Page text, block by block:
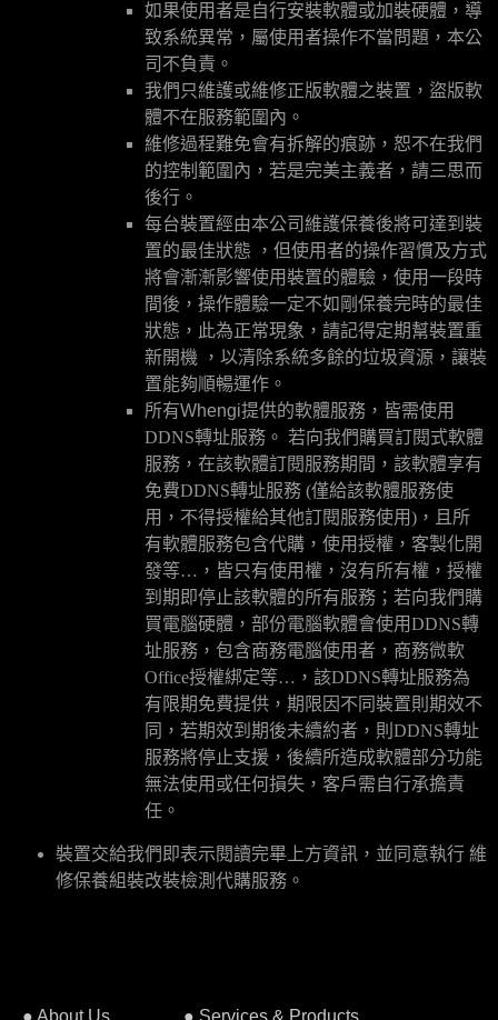
如果使用者是自行安裝軟體或加裝硬體，導
致系統異常，屬使用者操作不當問題，本公
司不負責。
我們只維護或維修正版軟體之裝置，盜版軟
體不在服務範圍內。
維修過程難免會有拆解的痕跡，恕不在我們
的控制範圍內，若是完美主義者，請三思而
後行。
每台裝置經由本公司維護保養後將可達到裝
置的最佳狀態 ，但使用者的操作習慣及方式
將會漸漸影響使用裝置的體驗，使用一段時
間後，操作體驗一定不如剛保養完時的最佳
狀態，此為正常現象，請記得定期幫裝置重
新開機 ，以清除系統多餘的垃圾資源，讓裝
置能夠順暢運作。
所有Whengi提供的軟體服務，皆需使用
DDNS轉址服務。 若向我們購買訂閱式軟體
服務，在該軟體訂閱服務期間，該軟體享有
免費DDNS轉址服務 (僅給該軟體服務使
用，不得授權給其他訂閱服務使用)，且所
有軟體服務包含代購，使用授權，客製化開
發等…，皆只有使用權，沒有所有權，授權
到期即停止該軟體的所有服務 ；若向我們購
買電腦硬體，部份電腦軟體會使用DDNS轉
址服務，包含商務電腦使用者，商務微軟
Office授權綁定等…，該DDNS轉址服務為
有限期免費提供，期限因不同裝置則期效不
同，若期效到期後未續約者，則DDNS轉址
服務將停止支援，後續所造成軟體部分功能
無法使用或任何損失，客戶需自行承擔責
任。
裝置交給我們即表示閱讀完畢上方資訊，並同意執行 維
修保養組裝改裝檢測代購服務。